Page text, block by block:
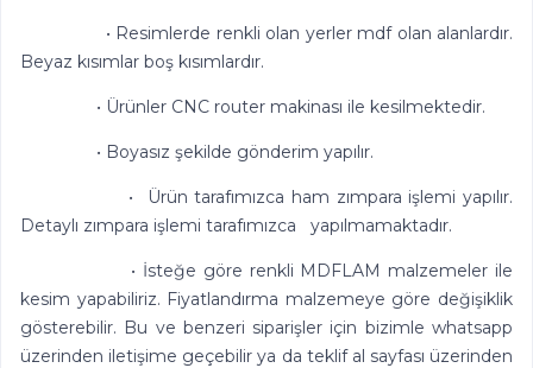
• Resimlerde renkli olan yerler mdf olan alanlardır.
Beyaz kısımlar boş kısımlardır.
• Ürünler CNC router makinası ile kesilmektedir.
• Boyasız şekilde gönderim yapılır.
• Ürün tarafımızca ham zımpara işlemi yapılır.
Detaylı zımpara işlemi tarafımızca yapılmamaktadır.
• İsteğe göre renkli MDFLAM malzemeler ile
kesim yapabiliriz. Fiyatlandırma malzemeye göre değişiklik
gösterebilir. Bu ve benzeri siparişler için bizimle whatsapp
üzerinden iletişime geçebilir ya da teklif al sayfası üzerinden